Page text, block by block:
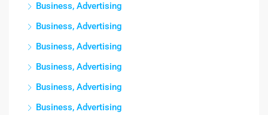
Business, Advertising
Business, Advertising
Business, Advertising
Business, Advertising
Business, Advertising
Business, Advertising